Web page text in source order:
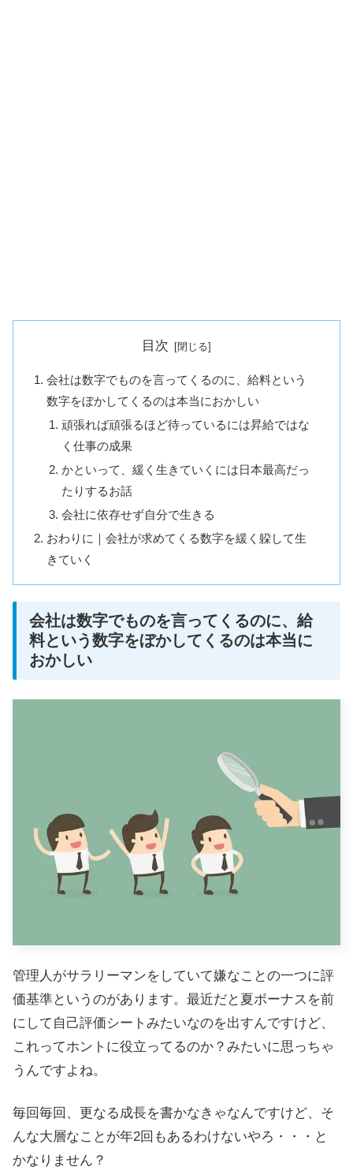
目次
会社は数字でものを言ってくるのに、給料という
数字をぼかしてくるのは本当におかしい
頑張れば頑張るほど待っているには昇給ではな
く仕事の成果
かといって、緩く生きていくには日本最高だっ
たりするお話
会社に依存せず自分で生きる
おわりに｜会社が求めてくる数字を緩く躱して生
きていく
会社は数字でものを言ってくるのに、給
料という数字をぼかしてくるのは本当に
おかしい
管理人がサラリーマンをしていて嫌なことの一つに評
価基準というのがあります。最近だと夏ボーナスを前
にして自己評価シートみたいなのを出すんですけど、
これってホントに役立ってるのか？みたいに思っちゃ
うんですよね。
毎回毎回、更なる成長を書かなきゃなんですけど、そ
んな大層なことが年2回もあるわけないやろ・・・と
かなりません？